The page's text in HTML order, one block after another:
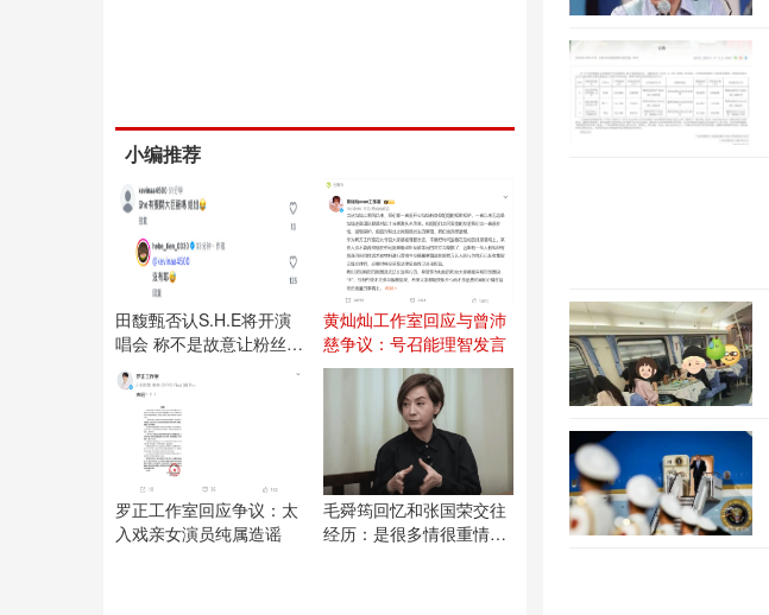
小编推荐
田馥甄否认S.H.E将开演
唱会 称不是故意让粉丝失
望
黄灿灿工作室回应与曾沛
慈争议：号召能理智发言
罗正工作室回应争议：太
入戏亲女演员纯属造谣
毛舜筠回忆和张国荣交往
经历：是很多情很重情的